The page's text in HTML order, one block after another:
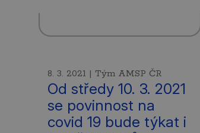
8. 3. 2021 | Tým AMSP ČR
Od středy 10. 3. 2021
se povinnost na
covid 19 bude týkat i